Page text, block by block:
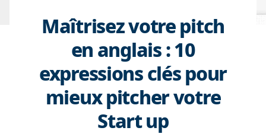
Maîtrisez votre pitch
en anglais : 10
expressions clés pour
mieux pitcher votre
Start up